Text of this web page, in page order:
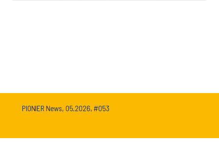
PIONIER News, 05.2026, #053